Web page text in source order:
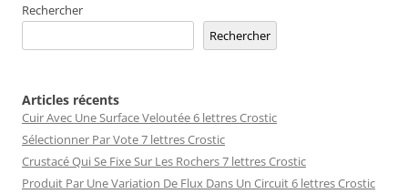
Rechercher
Rechercher
Articles récents
Cuir Avec Une Surface Veloutée 6 lettres Crostic
Sélectionner Par Vote 7 lettres Crostic
Crustacé Qui Se Fixe Sur Les Rochers 7 lettres Crostic
Produit Par Une Variation De Flux Dans Un Circuit 6 lettres Crostic